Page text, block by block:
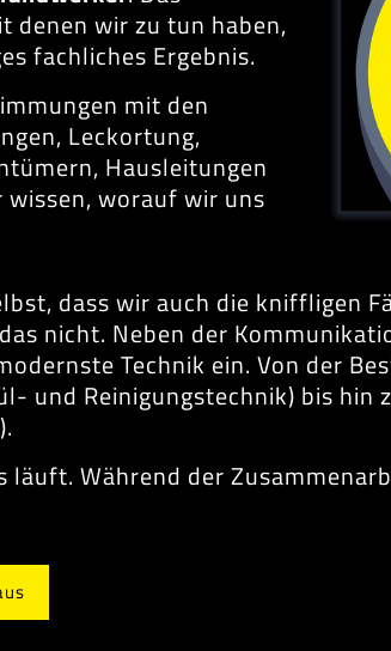
denen wir zu tun haben,
fachliches Ergebnis.
mit den
Leckortung,
Hausleitungen
worauf wir uns
dass wir auch die kniffligen
nicht. Neben der
Technik ein. Von der
und Reinigungstechnik) bis hin
läuft. Während der